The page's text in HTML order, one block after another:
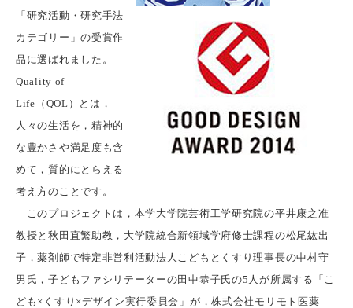
「研究活動・研究手法
カテゴリー」の受賞作
品に選ばれました。
Quality of
Life（QOL）とは，
人々の生活を，精神的
な豊かさや満足度も含
めて，質的にとらえる
考え方のことです。
このプロジェクトは，本学大学院芸術工学研究院の平井康之准
教授と秋田直繁助教，大学院統合新領域学府修士課程の松尾紘出
子，薬剤師で特定非営利活動法人こどもとくすり理事長の中村守
男氏，子どもファシリテーターの田中恭子氏の5人が所属する「こ
ども×くすり×デザイン実行委員会」が，株式会社モリモト医薬